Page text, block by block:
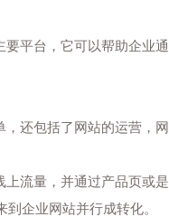
台，它可以帮助企业
包括了网站的运营，网
量，并通过产品页或
企业网站并行成转化。